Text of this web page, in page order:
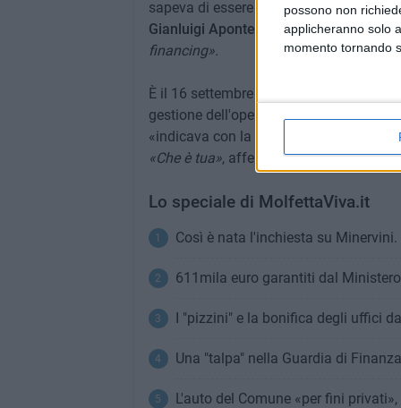
possono non
applicheranno solo
momento tornando
sapeva di essere il "beneficiario", ma
Gianluigi Aponte , al vertice diMSC :«È
financing».
È il 16 settembre 2022, quando
gestione dell'opera»:
«indicava con la mano» Totorizzo a
«Che è tua», affermò Minervini.
Lo speciale di MolfettaViva.it
Così è nata l'inchiesta su
611mila euro garantiti dal
I "pizzini" e la bonifica degli uffici
Una "talpa" nella Guardia di
L'auto del Comune «per fini